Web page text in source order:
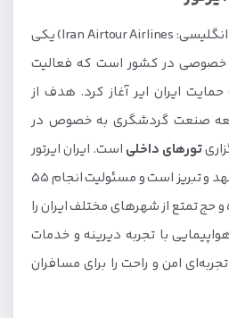
هواپیمایی ایران ایرتور (به انگلیسی: Iran Airtour Airlines) یکی
خصوصی در کشور است که فعالیت
سال 1351 تحت حمایت ایران ایر آغاز کرد. هدف از
صنعت گردشگری به خصوص در
تورهای داخلی است. ایران ایرتور
دارای 3 دفتر در تهران، مشهد و تبریز است و مسئولیت انجام 55
حج تمتع از شهرهای مختلف ایران را
با تجربه دیرینه و خدمات
امن و راحت را برای مسافران